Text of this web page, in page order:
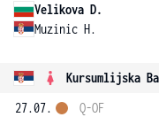
Velikova D.
Muzinic H.
Kursumlijska
27.07.
Q-OF